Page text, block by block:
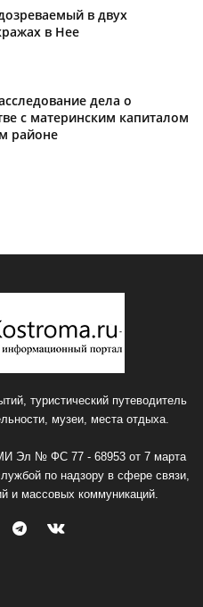
в двух
в Нее
дела о
с материнским капиталом
районе
туристический путеводитель
музеи, места отдыха.
Эл № ФС 77 - 68953 от 7 марта
по надзору в сфере связи,
и массовых коммуникаций.